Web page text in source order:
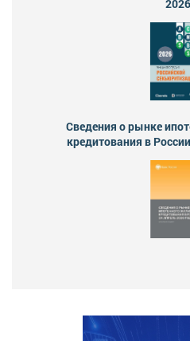
2026
Сведения о рынке
кредитования в